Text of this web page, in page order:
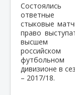
Состоялись
ответные
стыковые
право
высшем
российском
футбольном
дивизионе в
– 2017/18.